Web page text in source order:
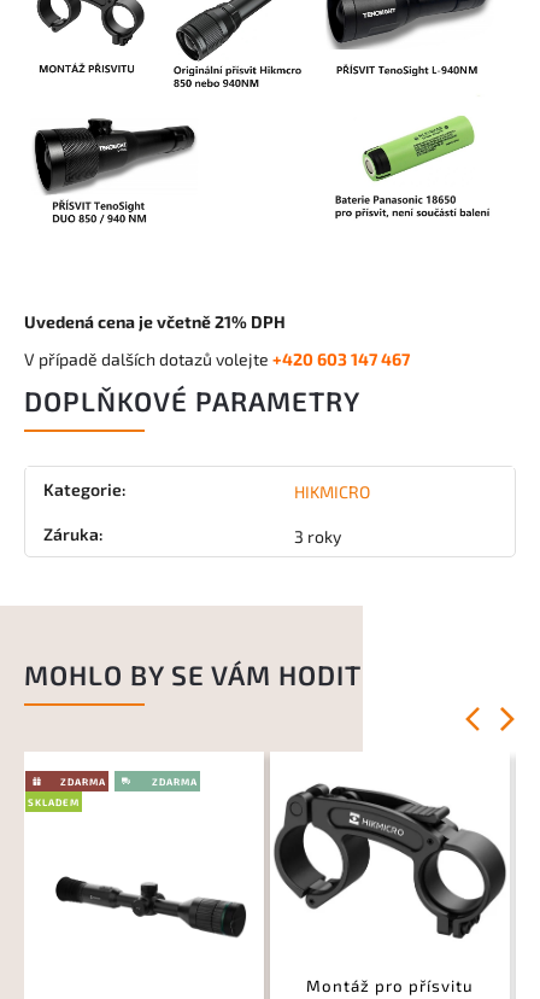
Uvedená cena je včetně 21% DPH
V případě dalších dotazů volejte +420 603 147 467
DOPLŇKOVÉ PARAMETRY
Kategorie: HIKMICRO
Záruka: 3 roky
MOHLO BY SE VÁM HODIT
Previous
SKLADEM
Montáž pro přísvitu
Next